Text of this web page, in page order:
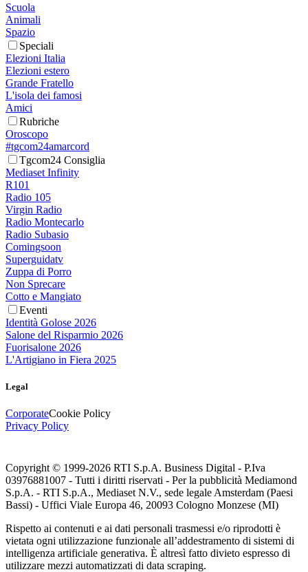
Scuola
Animali
Spazio
Speciali
Elezioni Italia
Elezioni estero
Grande Fratello
L'isola dei famosi
Amici
Rubriche
Oroscopo
#tgcom24amarcord
Tgcom24 Consiglia
Mediaset Infinity
R101
Radio 105
Virgin Radio
Radio Montecarlo
Radio Subasio
Comingsoon
Superguidatv
Zuppa di Porro
Non Sprecare
Cotto e Mangiato
Eventi
Identità Golose 2026
Salone del Risparmio 2026
Fuorisalone 2026
L'Artigiano in Fiera 2025
Legal
CorporateCookie Policy
Privacy Policy
Copyright © 1999-2026 RTI S.p.A. Business Digital - P.Iva
03976881007 - Tutti i diritti riservati - Per la pubblicità Mediamond
S.p.A. - RTI S.p.A., Mediaset N.V., sede legale Amsterdam (Paesi
Bassi) - Uffici Viale Europa 46, 20093 Cologno Monzese (MI)
Rispetto ai contenuti e ai dati personali trasmessi e/o riprodotti è
vietata ogni utilizzazione funzionale all’addestramento di sistemi di
intelligenza artificiale generativa. È altresì fatto divieto espresso di
utilizzare mezzi automatizzati di data scraping.